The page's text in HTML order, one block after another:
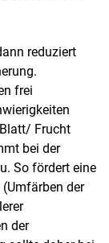
reduziert
frei
Frucht
bei der
So fördert eine
der
der